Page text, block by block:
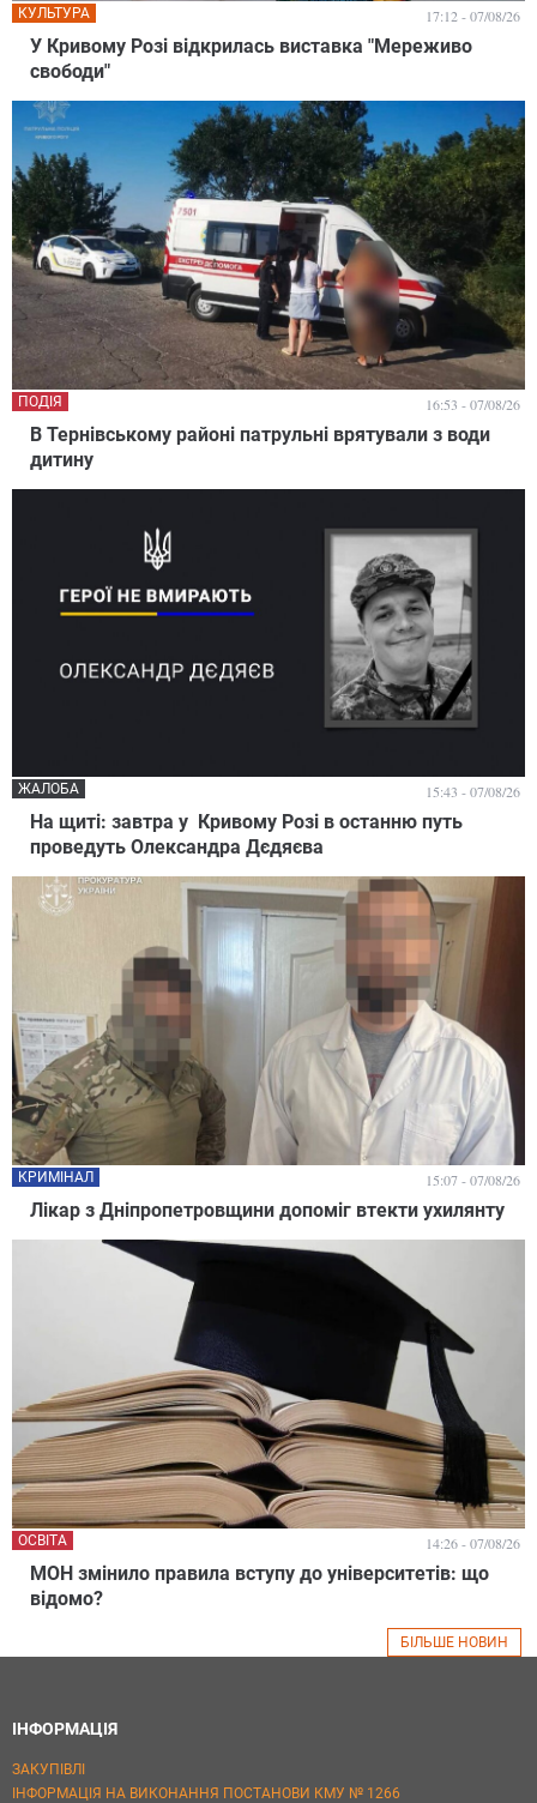
У Кривому Розі відкрилась виставка "Мереживо
свободи"
КУЛЬТУРА 17:12 - 07/08/26
В Тернівському районі патрульні врятували з води
дитину
ПОДІЯ 16:53 - 07/08/26
На щиті: завтра у Кривому Розі в останню путь
проведуть Олександра Дєдяєва
ЖАЛОБА 15:43 - 07/08/26
Лікар з Дніпропетровщини допоміг втекти ухилянту
КРИМІНАЛ 15:07 - 07/08/26
МОН змінило правила вступу до університетів: що
відомо?
ОСВІТА 14:26 - 07/08/26
БІЛЬШЕ НОВИН
ІНФОРМАЦІЯ
ЗАКУПІВЛІ
ІНФОРМАЦІЯ НА ВИКОНАННЯ ПОСТАНОВИ КМУ № 1266